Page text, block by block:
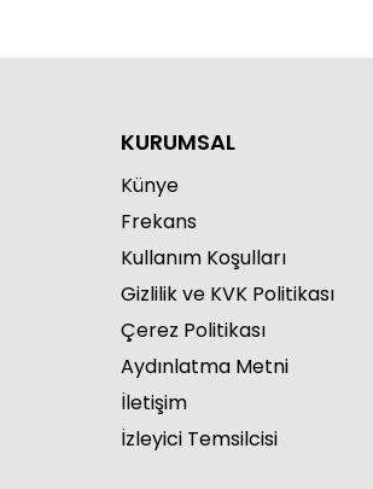
KURUMSAL
Künye
Frekans
Kullanım Koşulları
Gizlilik ve KVK Politikası
Çerez Politikası
Aydınlatma Metni
İletişim
İzleyici Temsilcisi